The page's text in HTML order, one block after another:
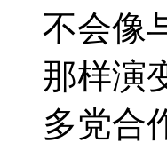
不会像
那样演
多党合